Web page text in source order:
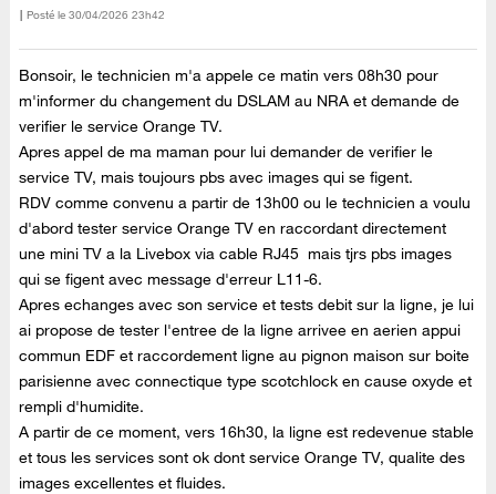
Posté le ‎30/04/2026 23h42
Bonsoir, le technicien m'a appele ce matin vers 08h30 pour
m'informer du changement du DSLAM au NRA et demande de
verifier le service Orange TV.
Apres appel de ma maman pour lui demander de verifier le
service TV, mais toujours pbs avec images qui se figent.
RDV comme convenu a partir de 13h00 ou le technicien a voulu
d'abord tester service Orange TV en raccordant directement
une mini TV a la Livebox via cable RJ45 mais tjrs pbs images
qui se figent avec message d'erreur L11-6.
Apres echanges avec son service et tests debit sur la ligne, je lui
ai propose de tester l'entree de la ligne arrivee en aerien appui
commun EDF et raccordement ligne au pignon maison sur boite
parisienne avec connectique type scotchlock en cause oxyde et
rempli d'humidite.
A partir de ce moment, vers 16h30, la ligne est redevenue stable
et tous les services sont ok dont service Orange TV, qualite des
images excellentes et fluides.